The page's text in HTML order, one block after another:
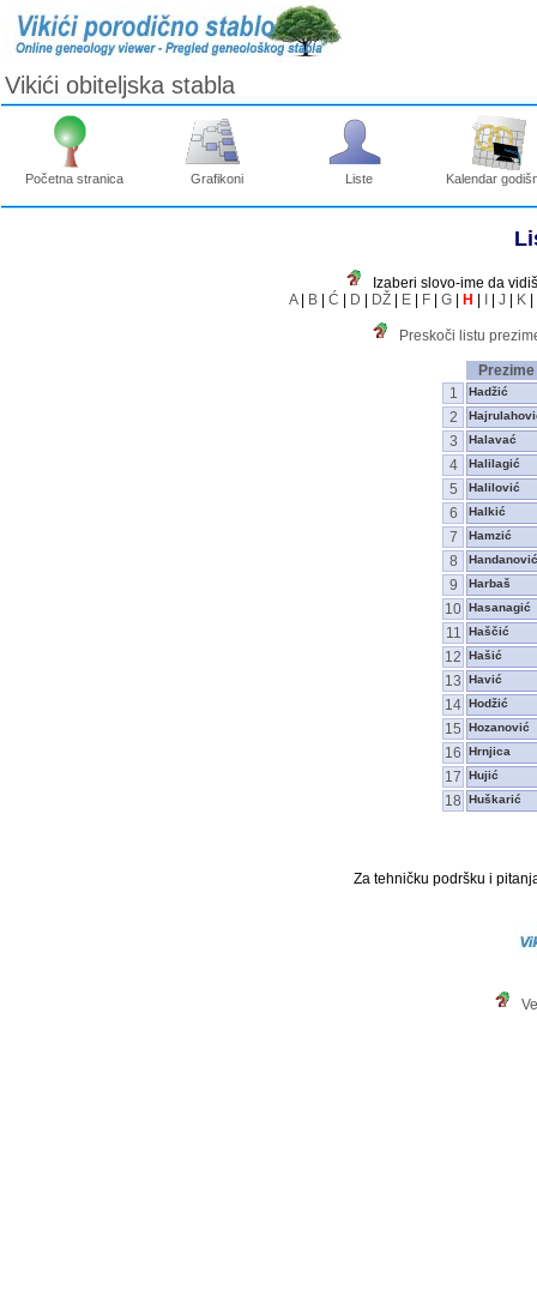
Vikići obiteljska stabla
Početna stranica Grafikoni Liste Kalendar
Izaberi slovo-ime da
A| B| Ć | D | DŽ| E| F| G| H | I| J | K|
Preskoči listu
Prezime
1
Hadžić
2
3 Halavać
4 Halilagić
5 Halilović
6 Halkić
7 Hamzić
8 Handanović
9 Harbaš
10 Hasanagić
11 Haščić
12 Hašić
13 Havić
14 Hodžić
15 Hozanović
16 Hrnjica
17 Hujić
18 Huškarić
Za tehničku podršku i